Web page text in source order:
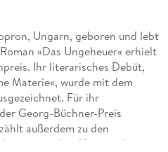
Ungarn, geboren und lebt
»Das Ungeheuer« erhielt
Ihr literarisches Debüt,
Materie«, wurde mit dem
Für ihr
Georg-Büchner-Preis
außerdem zu den
aus dem Ungarischen.